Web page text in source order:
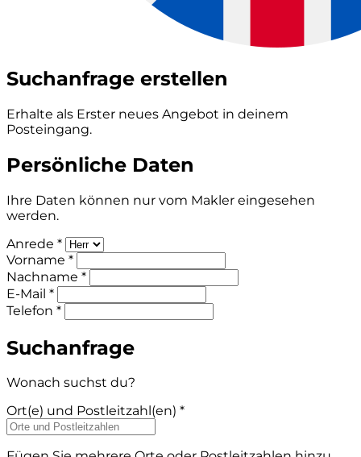
Suchanfrage erstellen
Erhalte als Erster neues Angebot in deinem
Posteingang.
Persönliche Daten
Ihre Daten können nur vom Makler eingesehen
werden.
Anrede *
Vorname *
Nachname *
E-Mail *
Telefon *
Suchanfrage
Wonach suchst du?
Ort(e) und Postleitzahl(en) *